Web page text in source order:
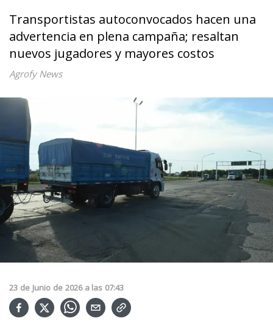
Transportistas autoconvocados hacen una
advertencia en plena campaña; resaltan
nuevos jugadores y mayores costos
Agrofy News
23 de Junio de 2026 a las 07:43